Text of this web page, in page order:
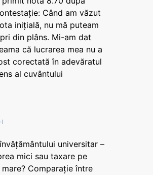
Când am văzut
inițială, nu mă puteam
din plâns. Mi-am dat
că lucrarea mea nu a
corectată în adevăratul
al cuvântului
universitar –
mici sau taxare pe
Comparație între